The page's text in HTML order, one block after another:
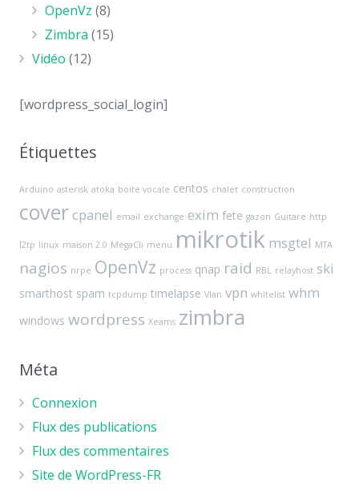
OpenVz (8)
Zimbra (15)
Vidéo (12)
[wordpress_social_login]
Étiquettes
Arduino asterisk atoka boite vocale centos chalet construction
cover cpanel email exchange exim fete gazon Guitare http
l2tp linux maison 2.0 MegaCli menu mikrotik msgtel MTA
nagios nrpe OpenVz process qnap raid RBL relayhost ski
smarthost spam tcpdump timelapse Vlan vpn whitelist whm
windows wordpress Xeams zimbra
Méta
Connexion
Flux des publications
Flux des commentaires
Site de WordPress-FR